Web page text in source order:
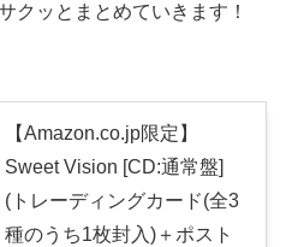
クッとまとめていきます！
【Amazon.co.jp限定】
Sweet Vision [CD:通常盤]
(トレーディングカード(全3
種のうち1枚封入)＋ポスト